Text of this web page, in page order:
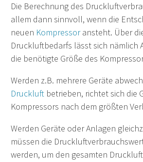
Die Berechnung des
allem dann sinnvoll, wenn die
neuen Kompressoransteht. Über
Druckluftbedarfs lässt sich nämlich
die benötigte Größe des
Werden z.B. mehrere Geräte
Druckluftbetrieben, richtet sich die
Kompressors nach dem größten
Werden Geräte oder Anlagen
müssen die
werden, um den gesamten